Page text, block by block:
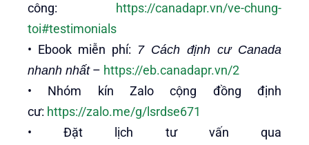
công: https://canadapr.vn/ve-chung-
toi#testimonials
• Ebook miễn phí: 7 Cách định cư Canada
nhanh nhất– https://eb.canadapr.vn/2
• Nhóm kín Zalo cộng đồng định
cư: https://zalo.me/g/lsrdse671
• Đặt lịch tư vấn qua